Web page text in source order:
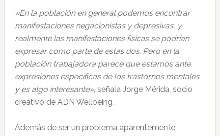
«En la población en general podemos encontrar
manifestaciones negacionistas y depresivas, y
realmente las manifestaciones físicas se podrían
expresar como parte de estas dos. Pero en la
población trabajadora parece que estamos ante
expresiones específicas de los trastornos mentales
y es algo interesante», señala Jorge Mérida, socio
creativo de ADN Wellbeing.
Además de ser un problema aparentemente